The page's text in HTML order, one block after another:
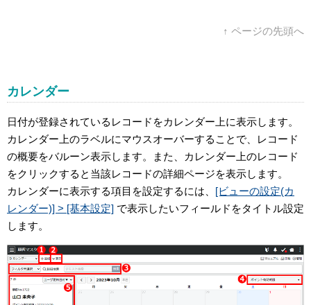
↑ ページの先頭へ
カレンダー
日付が登録されているレコードをカレンダー上に表示します。
カレンダー上のラベルにマウスオーバーすることで、レコード
の概要をバルーン表示します。また、カレンダー上のレコード
をクリックすると当該レコードの詳細ページを表示します。
カレンダーに表示する項目を設定するには、 [ビューの設定(カ
レンダー)] > [基本設定] で表示したいフィールドをタイトル設定
します。